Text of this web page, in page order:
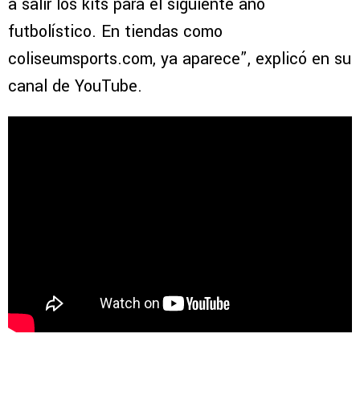
futbolístico. En tiendas como
coliseumsports.com, ya aparece”, explicó en su
canal de YouTube.